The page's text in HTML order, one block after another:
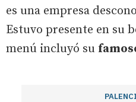
es una empresa
Estuvo presente en su
menú incluyó su